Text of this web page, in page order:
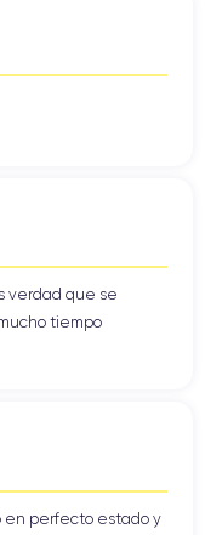
verdad que se
tiempo
en perfecto estado y